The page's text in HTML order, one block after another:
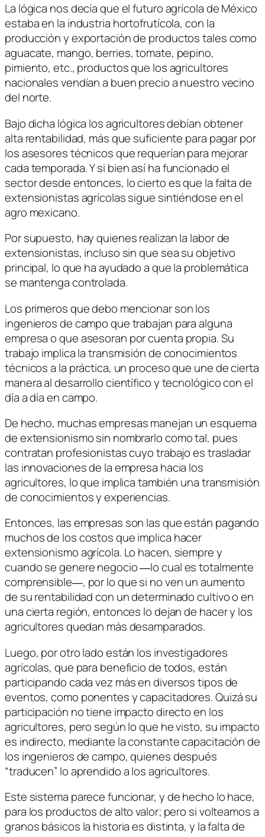
La lógica nos decía que el futuro agrícola de México
estaba en la industria hortofrutícola, con la
producción y exportación de productos tales como
aguacate, mango, berries, tomate, pepino,
pimiento, etc., productos que los agricultores
nacionales vendían a buen precio a nuestro vecino
del norte.
Bajo dicha lógica los agricultores debían obtener
alta rentabilidad, más que suficiente para pagar por
los asesores técnicos que requerían para mejorar
cada temporada. Y si bien así ha funcionado el
sector desde entonces, lo cierto es que la falta de
extensionistas agrícolas sigue sintiéndose en el
agro mexicano.
Por supuesto, hay quienes realizan la labor de
extensionistas, incluso sin que sea su objetivo
principal, lo que ha ayudado a que la problemática
se mantenga controlada.
Los primeros que debo mencionar son los
ingenieros de campo que trabajan para alguna
empresa o que asesoran por cuenta propia. Su
trabajo implica la transmisión de conocimientos
técnicos a la práctica, un proceso que une de cierta
manera al desarrollo científico y tecnológico con el
día a día en campo.
De hecho, muchas empresas manejan un esquema
de extensionismo sin nombrarlo como tal, pues
contratan profesionistas cuyo trabajo es trasladar
las innovaciones de la empresa hacia los
agricultores, lo que implica también una transmisión
de conocimientos y experiencias.
Entonces, las empresas son las que están pagando
muchos de los costos que implica hacer
extensionismo agrícola. Lo hacen, siempre y
cuando se genere negocio ―lo cual es totalmente
comprensible―, por lo que si no ven un aumento
de su rentabilidad con un determinado cultivo o en
una cierta región, entonces lo dejan de hacer y los
agricultores quedan más desamparados.
Luego, por otro lado están los investigadores
agrícolas, que para beneficio de todos, están
participando cada vez más en diversos tipos de
eventos, como ponentes y capacitadores. Quizá su
participación no tiene impacto directo en los
agricultores, pero según lo que he visto, su impacto
es indirecto, mediante la constante capacitación de
los ingenieros de campo, quienes después
“traducen” lo aprendido a los agricultores.
Este sistema parece funcionar, y de hecho lo hace,
para los productos de alto valor; pero si volteamos a
granos básicos la historia es distinta, y la falta de